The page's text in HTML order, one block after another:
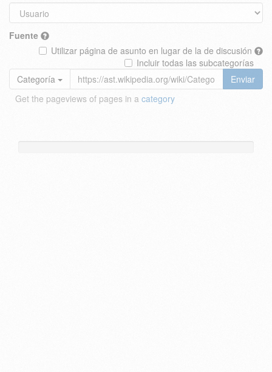
Fuente
Utilizar página de asunto en lugar de la de discusión
Incluir todas las subcategorías
Categoría
Enviar
Get the pageviews of pages in a category